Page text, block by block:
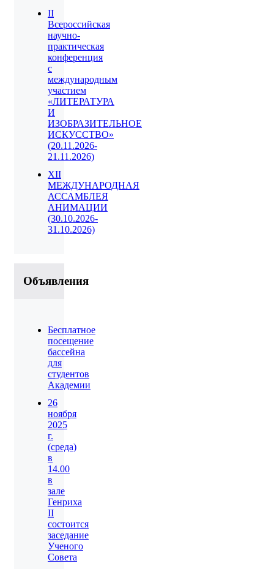
II
Всероссийская
научно-
практическая
конференция
с
международным
участием
«ЛИТЕРАТУРА
И
ИЗОБРАЗИТЕЛЬНОЕ
ИСКУССТВО»
(20.11.2026-
21.11.2026)
XII
МЕЖДУНАРОДНАЯ
АССАМБЛЕЯ
АНИМАЦИИ
(30.10.2026-
31.10.2026)
Объявления
Бесплатное
посещение
бассейна
для
студентов
Академии
26
ноября
2025
г.
(среда)
в
14.00
в
зале
Генриха
II
состоится
заседание
Ученого
Совета